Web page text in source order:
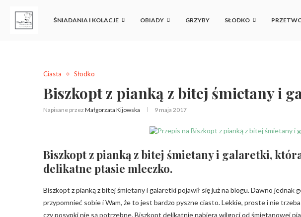
ŚNIADANIA I KOLACJE OBIADY GRZYBY SŁODKO
Ciasta Słodko
Biszkopt z pianką z bitej śmietany i
Napisane przez Małgorzata Kijowska 9 maja 2017
Biszkopt z pianką z bitej śmietany i galaretki,
delikatne ptasie mleczko.
Biszkopt z pianką z bitej śmietany i galaretki pojawił się już na blogu. Dawno jednak
przypomnieć sobie i Wam, że to jest bardzo pyszne ciasto. Lekkie, proste i nie
czy posypki nie są potrzebne. Biszkopt delikatnie nabiera wilgoci od śmietanowej